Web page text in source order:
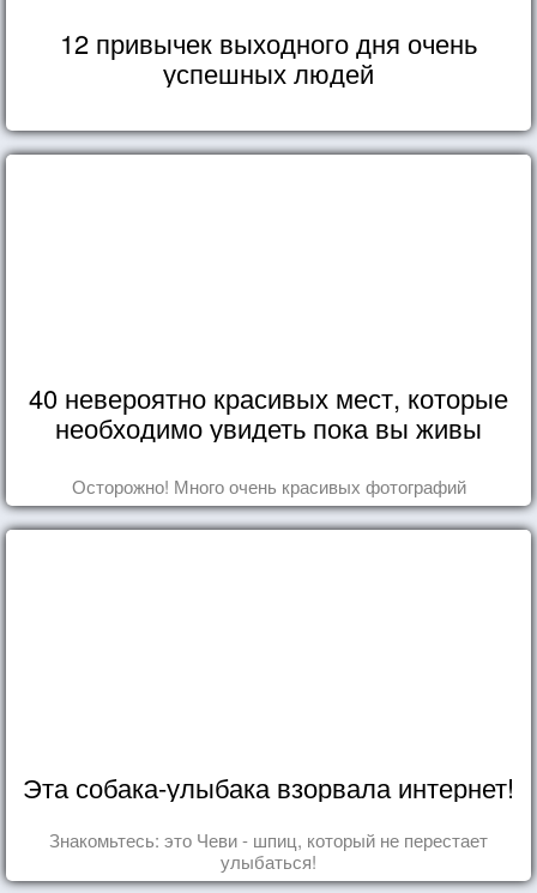
12 привычек выходного дня очень
успешных людей
40 невероятно красивых мест, которые
необходимо увидеть пока вы живы
Осторожно! Много очень красивых фотографий
Эта собака-улыбака взорвала интернет!
Знакомьтесь: это Чеви - шпиц, который не перестает
улыбаться!